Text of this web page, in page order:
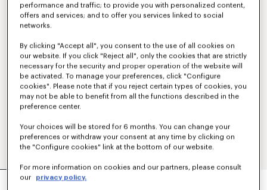
VESTE CINTRÉE SCHOOL BOY
performance and traffic; to provide you with personalized content,
offers and services; and to offer you services linked to social
networks.
By clicking "Accept all", you consent to the use of all cookies on
our website. If you click "Reject all", only the cookies that are strictly
necessary for the security and proper operation of the website will
be activated. To manage your preferences, click "Configure
cookies". Please note that if you reject certain types of cookies, you
may not be able to benefit from all the functions described in the
preference center.
Your choices will be stored for 6 months. You can change your
preferences or withdraw your consent at any time by clicking on
the "Configure cookies" link at the bottom of our website.
For more information on cookies and our partners, please consult
our
privacy policy.